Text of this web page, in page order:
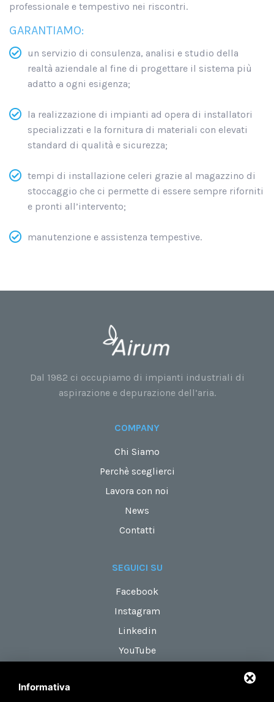
Informativa
professionale e tempestivo nei riscontri.
GARANTIAMO:
un servizio di consulenza, analisi e studio della
realtà aziendale al fine di progettare il sistema più
adatto a ogni esigenza;
la realizzazione di impianti ad opera di installatori
specializzati e la fornitura di materiali con elevati
standard di qualità e sicurezza;
tempi di installazione celeri grazie al magazzino di
stoccaggio che ci permette di essere sempre riforniti
e pronti all’intervento;
manutenzione e assistenza tempestive.
Dal 1982 ci occupiamo di impianti industriali di
aspirazione e depurazione dell’aria.
COMPANY
Chi Siamo
Perchè sceglierci
Lavora con noi
News
Contatti
SEGUICI SU
Facebook
Instagram
Linkedin
YouTube